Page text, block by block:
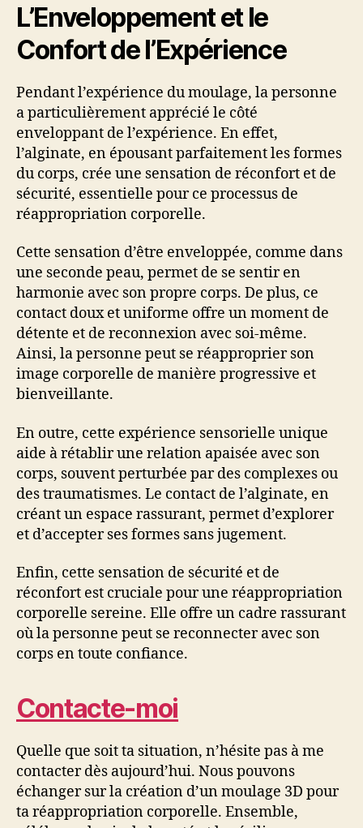
L’Enveloppement et le
Confort de l’Expérience
Pendant l’expérience du moulage, la personne
a particulièrement apprécié le côté
enveloppant de l’expérience. En effet,
l’alginate, en épousant parfaitement les formes
du corps, crée une sensation de réconfort et de
sécurité, essentielle pour ce processus de
réappropriation corporelle.
Cette sensation d’être enveloppée, comme dans
une seconde peau, permet de se sentir en
harmonie avec son propre corps. De plus, ce
contact doux et uniforme offre un moment de
détente et de reconnexion avec soi-même.
Ainsi, la personne peut se réapproprier son
image corporelle de manière progressive et
bienveillante.
En outre, cette expérience sensorielle unique
aide à rétablir une relation apaisée avec son
corps, souvent perturbée par des complexes ou
des traumatismes. Le contact de l’alginate, en
créant un espace rassurant, permet d’explorer
et d’accepter ses formes sans jugement.
Enfin, cette sensation de sécurité et de
réconfort est cruciale pour une réappropriation
corporelle sereine. Elle offre un cadre rassurant
où la personne peut se reconnecter avec son
corps en toute confiance.
Contacte-moi
Quelle que soit ta situation, n’hésite pas à me
contacter dès aujourd’hui. Nous pouvons
échanger sur la création d’un moulage 3D pour
ta réappropriation corporelle. Ensemble,